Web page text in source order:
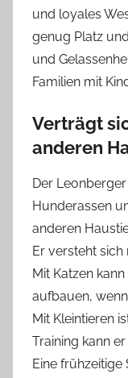
und loyales
genug Platz
und
Familien mit
Verträgt
anderen
Der
Hunderassen
anderen
Er versteht
Mit Katzen
aufbauen,
Mit Kleintieren
Training kann
Eine frühzeitige